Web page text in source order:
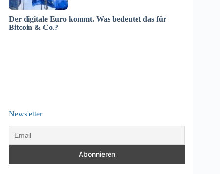
Der digitale Euro kommt. Was bedeutet das für
Bitcoin & Co.?
Newsletter